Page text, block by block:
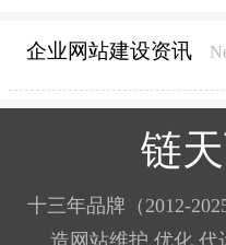
企业网站建设资讯
链
十三年品牌（2012-